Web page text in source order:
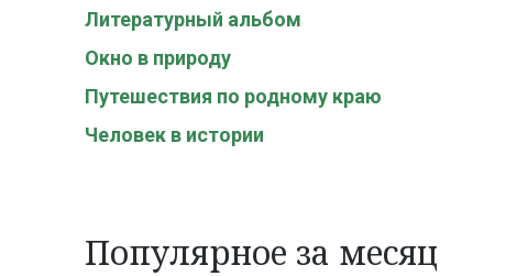
Литературный альбом
Окно в природу
Путешествия по родному краю
Человек в истории
Популярное за месяц